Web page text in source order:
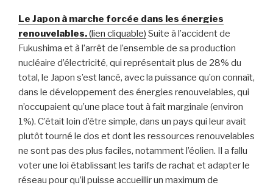
Le Japon à marche forcée dans les énergies
renouvelables.(lien cliquable) Suite à l’accident de
Fukushima et à l’arrêt de l’ensemble de sa production
nucléaire d’électricité, qui représentait plus de 28% du
total, le Japon s’est lancé, avec la puissance qu’on connaît,
dans le développement des énergies renouvelables, qui
n’occupaient qu’une place tout à fait marginale (environ
1%). C’était loin d’être simple, dans un pays qui leur avait
plutôt tourné le dos et dont les ressources renouvelables
ne sont pas des plus faciles, notamment l’éolien. Il a fallu
voter une loi établissant les tarifs de rachat et adapter le
réseau pour qu’il puisse accueillir un maximum de